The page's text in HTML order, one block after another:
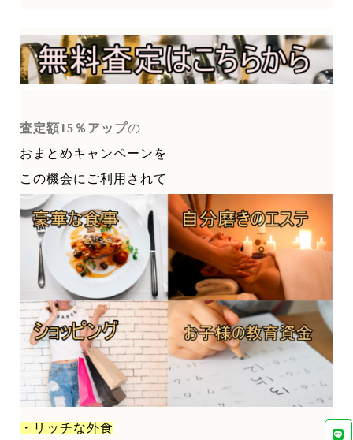
査定額15％アップの
おまとめキャンペーンを
この機会にご利用されて
・リッチな外食